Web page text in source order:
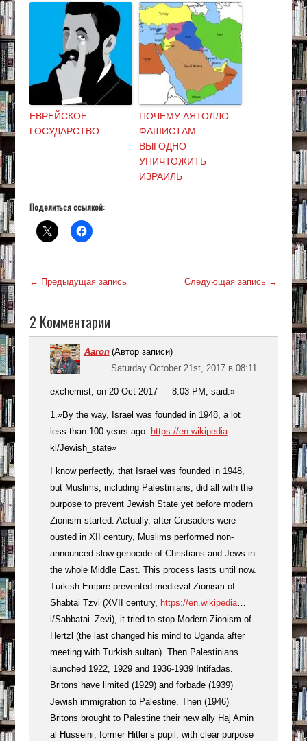
ЕВРЕЙСКОЕ
ГОСУДАРСТВО
ПОЧЕМУ АЯТОЛЛО-
ФАШИСТАМ
ВЫГОДНО
УНИЧТОЖИТЬ
ИЗРАИЛЬ
Поделиться ссылкой:
← Предыдущая запись Следующая запись →
2 Комментарии
Aaron (Автор записи)
Saturday October 21st, 2017 в 08:11
exchemist, on 20 Oct 2017 — 8:03 PM, said:»
1.»By the way, Israel was founded in 1948, a lot
less than 100 years ago: https://en.wikipedia…
ki/Jewish_state»
I know perfectly, that Israel was founded in 1948,
but Muslims, including Palestinians, did all with the
purpose to prevent Jewish State yet before modern
Zionism started. Actually, after Crusaders were
ousted in XII century, Muslims performed non-
announced slow genocide of Christians and Jews in
the whole Middle East. This process lasts until now.
Turkish Empire prevented medieval Zionism of
Shabtai Tzvi (XVII century, https://en.wikipedia…
i/Sabbatai_Zevi), it tried to stop Modern Zionism of
Hertzl (the last changed his mind to Uganda after
meeting with Turkish sultan). Then Palestinians
launched 1922, 1929 and 1936-1939 Intifadas.
Britons have limited (1929) and forbade (1939)
Jewish immigration to Palestine. Then (1946)
Britons brought to Palestine their new ally Haj Amin
al Husseini, former Hitler’s pupil, with clear purpose